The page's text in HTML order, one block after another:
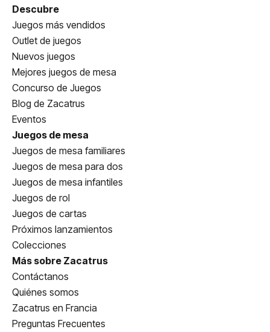
Descubre
Juegos más vendidos
Outlet de juegos
Nuevos juegos
Mejores juegos de mesa
Concurso de Juegos
Blog de Zacatrus
Eventos
Juegos de mesa
Juegos de mesa familiares
Juegos de mesa para dos
Juegos de mesa infantiles
Juegos de rol
Juegos de cartas
Próximos lanzamientos
Colecciones
Más sobre Zacatrus
Contáctanos
Quiénes somos
Zacatrus en Francia
Preguntas Frecuentes